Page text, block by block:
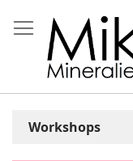
Inhalt
springen
Workshops